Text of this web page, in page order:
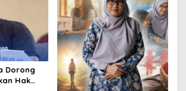
Dorong
Hak